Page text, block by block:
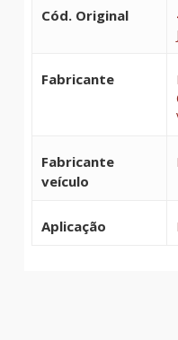
Cód. Original
Fabricante
Fabricante
veículo
Aplicação